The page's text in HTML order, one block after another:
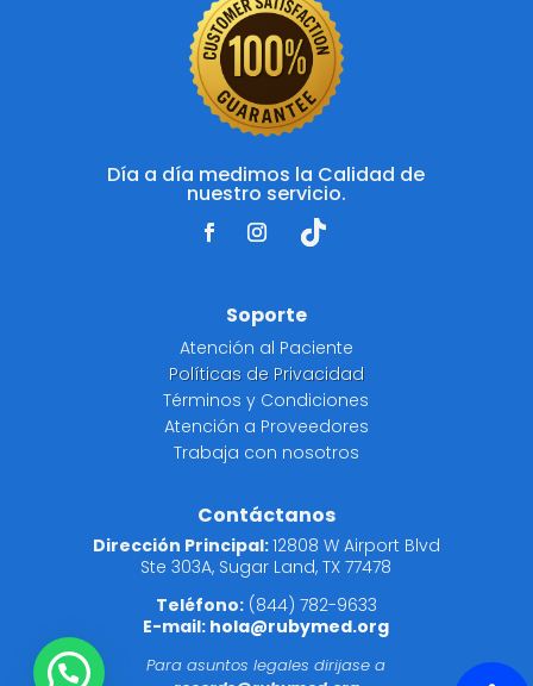
Día a día medimos la Calidad de
nuestro servicio.
Soporte
Atención al Paciente
Políticas de Privacidad
Términos y Condiciones
Atención a Proveedores
Trabaja con nosotros
Contáctanos
Dirección Principal:12808 W Airport Blvd
Ste 303A, Sugar Land, TX 77478
Teléfono: (844) 782-9633
E-mail: hola@rubymed.org
Para asuntos legales dirijase a
💬 ¿Necesitas Asistencia?